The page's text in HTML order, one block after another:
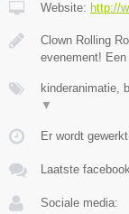
Website: http://
Clown Rolling
evenement! Een
kinderanimatie,
▼
Er wordt
Laatste
Sociale media: